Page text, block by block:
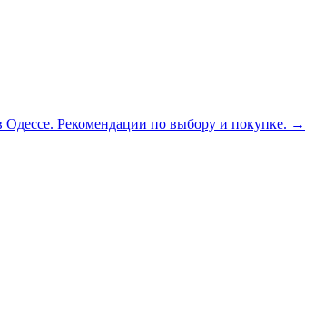
Одессе. Рекомендации по выбору и покупке. →